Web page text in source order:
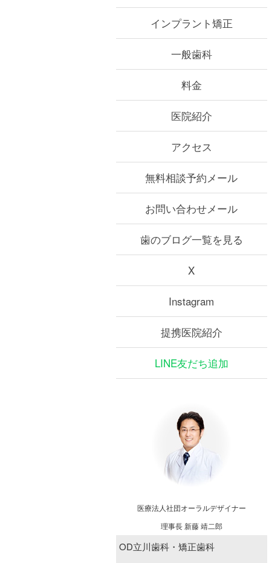
インプラント矯正
一般歯科
料金
医院紹介
アクセス
無料相談予約メール
お問い合わせメール
歯のブログ一覧を見る
X
Instagram
提携医院紹介
LINE友だち追加
医療法人社団オーラルデザイナー
理事長 新藤 靖二郎
OD立川歯科・矯正歯科